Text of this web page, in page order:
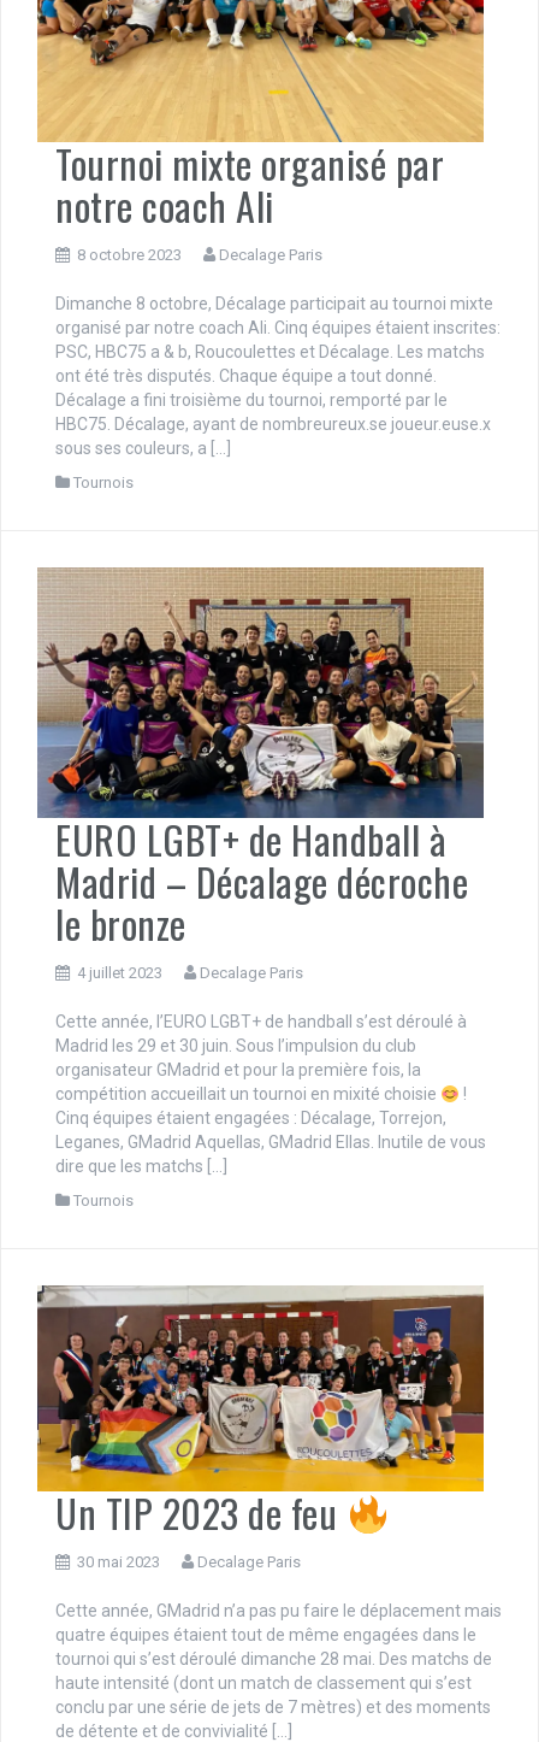
Tournoi mixte organisé par
notre coach Ali
8 octobre 2023 Decalage Paris
Dimanche 8 octobre, Décalage participait au tournoi mixte
organisé par notre coach Ali. Cinq équipes étaient inscrites:
PSC, HBC75 a & b, Roucoulettes et Décalage. Les matchs
ont été très disputés. Chaque équipe a tout donné.
Décalage a fini troisième du tournoi, remporté par le
HBC75. Décalage, ayant de nombreureux.se joueur.euse.x
sous ses couleurs, a […]
Tournois
EURO LGBT+ de Handball à
Madrid – Décalage décroche
le bronze
4 juillet 2023 Decalage Paris
Cette année, l’EURO LGBT+ de handball s’est déroulé à
Madrid les 29 et 30 juin. Sous l’impulsion du club
organisateur GMadrid et pour la première fois, la
compétition accueillait un tournoi en mixité choisie
!
Cinq équipes étaient engagées : Décalage, Torrejon,
Leganes, GMadrid Aquellas, GMadrid Ellas. Inutile de vous
dire que les matchs […]
Tournois
Un TIP 2023 de feu
30 mai 2023 Decalage Paris
Cette année, GMadrid n’a pas pu faire le déplacement mais
quatre équipes étaient tout de même engagées dans le
tournoi qui s’est déroulé dimanche 28 mai. Des matchs de
haute intensité (dont un match de classement qui s’est
conclu par une série de jets de 7 mètres) et des moments
de détente et de convivialité […]